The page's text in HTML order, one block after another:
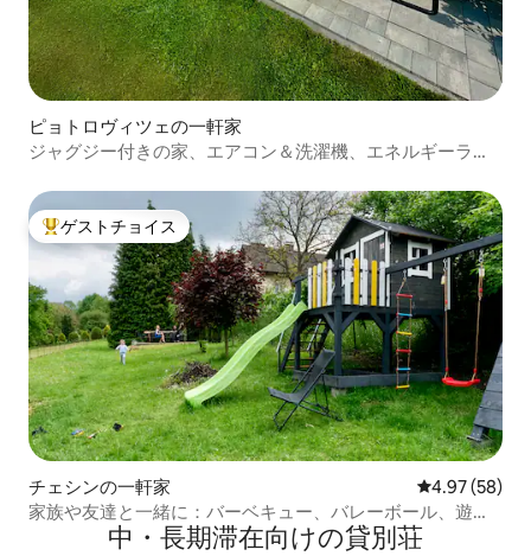
ピョトロヴィツェの一軒家
ジャグジー付きの家、エアコン＆洗濯機、エネルギーラン
大好評のゲストチョイスです。
ゲストチョイス
チェシンの一軒家 レビュー58
4.97 (58)
家族や友達と一緒に：バーベキュー、バレーボール、遊び
中・長期滞在向けの貸別荘